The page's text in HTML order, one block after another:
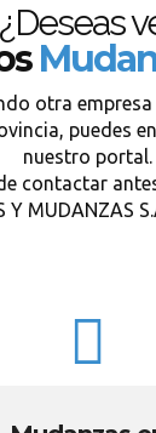
¿Deseas
otra empresa
puedes
nuestro portal.
contactar
Y MUDANZAS